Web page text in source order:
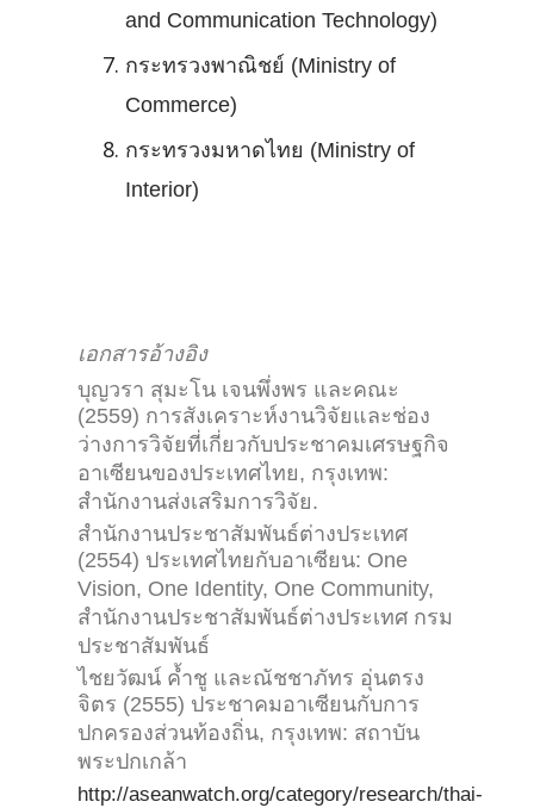
and Communication Technology)
กระทรวงพาณิชย์ (Ministry of
Commerce)
กระทรวงมหาดไทย (Ministry of
Interior)
เอกสารอ้างอิง
บุญวรา สุมะโน เจนพึ่งพร และคณะ
(2559) การสังเคราะห์งานวิจัยและช่อง
ว่างการวิจัยที่เกี่ยวกับประชาคมเศรษฐกิจ
อาเซียนของประเทศไทย, กรุงเทพ:
สำนักงานส่งเสริมการวิจัย.
สำนักงานประชาสัมพันธ์ต่างประเทศ
(2554) ประเทศไทยกับอาเซียน: One
Vision, One Identity, One Community,
สำนักงานประชาสัมพันธ์ต่างประเทศ กรม
ประชาสัมพันธ์
ไชยวัฒน์ ค้ำชู และณัชชาภัทร อุ่นตรง
จิตร (2555) ประชาคมอาเซียนกับการ
ปกครองส่วนท้องถิ่น, กรุงเทพ: สถาบัน
พระปกเกล้า
http://aseanwatch.org/category/research/thai-